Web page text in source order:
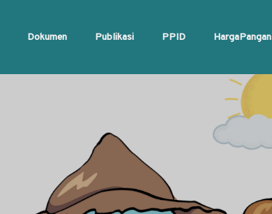
Dokumen Publikasi PPID HargaPangan